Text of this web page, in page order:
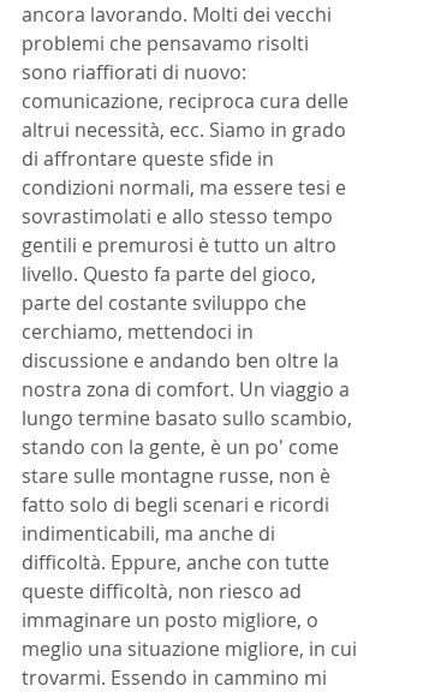
ancora lavorando. Molti dei vecchi
problemi che pensavamo risolti
sono riaffiorati di nuovo:
comunicazione, reciproca cura delle
altrui necessità, ecc. Siamo in grado
di affrontare queste sfide in
condizioni normali, ma essere tesi e
sovrastimolati e allo stesso tempo
gentili e premurosi è tutto un altro
livello. Questo fa parte del gioco,
parte del costante sviluppo che
cerchiamo, mettendoci in
discussione e andando ben oltre la
nostra zona di comfort. Un viaggio a
lungo termine basato sullo scambio,
stando con la gente, è un po' come
stare sulle montagne russe, non è
fatto solo di begli scenari e ricordi
indimenticabili, ma anche di
difficoltà. Eppure, anche con tutte
queste difficoltà, non riesco ad
immaginare un posto migliore, o
meglio una situazione migliore, in cui
trovarmi. Essendo in cammino mi